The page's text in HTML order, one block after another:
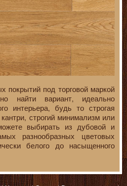
покрытий под торговой маркой
найти вариант, идеально
интерьера, будь то строгая
строгий минимализм или
выбирать из дубовой и
разнообразных цветовых
белого до насыщенного